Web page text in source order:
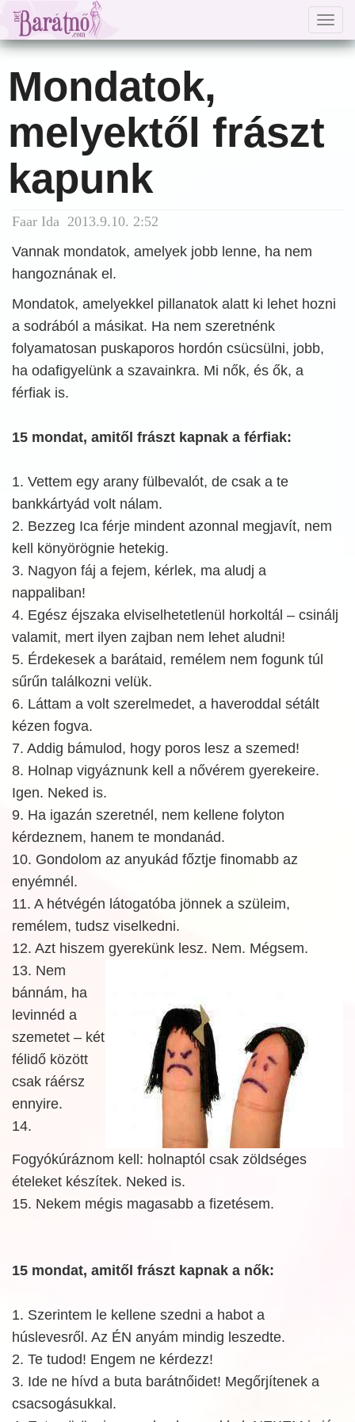
Mondatok,
melyektől frászt
kapunk
Faar Ida 2013.9.10. 2:52
Vannak mondatok, amelyek jobb lenne, ha nem
hangoznának el.
Mondatok, amelyekkel pillanatok alatt ki lehet hozni
a sodrából a másikat. Ha nem szeretnénk
folyamatosan puskaporos hordón csücsülni, jobb,
ha odafigyelünk a szavainkra. Mi nők, és ők, a
férfiak is.
15 mondat, amitől frászt kapnak a férfiak:
1. Vettem egy arany fülbevalót, de csak a te
bankkártyád volt nálam.
2. Bezzeg Ica férje mindent azonnal megjavít, nem
kell könyörögnie hetekig.
3. Nagyon fáj a fejem, kérlek, ma aludj a
nappaliban!
4. Egész éjszaka elviselhetetlenül horkoltál – csinálj
valamit, mert ilyen zajban nem lehet aludni!
5. Érdekesek a barátaid, remélem nem fogunk túl
sűrűn találkozni velük.
6. Láttam a volt szerelmedet, a haveroddal sétált
kézen fogva.
7. Addig bámulod, hogy poros lesz a szemed!
8. Holnap vigyáznunk kell a nővérem gyerekeire.
Igen. Neked is.
9. Ha igazán szeretnél, nem kellene folyton
kérdeznem, hanem te mondanád.
10. Gondolom az anyukád főztje finomabb az
enyémnél.
11. A hétvégén látogatóba jönnek a szüleim,
remélem, tudsz viselkedni.
12. Azt hiszem gyerekünk lesz. Nem. Mégsem.
13. Nem
bánnám, ha
levinnéd a
szemetet – két
félidő között
csak ráérsz
ennyire.
14.
Fogyókúráznom kell: holnaptól csak zöldséges
ételeket készítek. Neked is.
15. Nekem mégis magasabb a fizetésem.
15 mondat, amitől frászt kapnak a nők:
1. Szerintem le kellene szedni a habot a
húslevesről. Az ÉN anyám mindig leszedte.
2. Te tudod! Engem ne kérdezz!
3. Ide ne hívd a buta barátnőidet! Megőrjítenek a
csacsogásukkal.